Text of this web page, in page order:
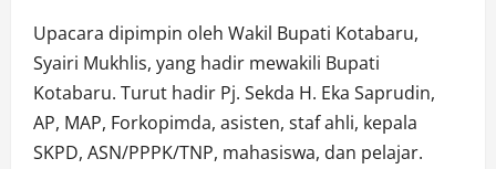
Upacara dipimpin oleh Wakil Bupati Kotabaru,
Syairi Mukhlis, yang hadir mewakili Bupati
Kotabaru. Turut hadir Pj. Sekda H. Eka Saprudin,
AP, MAP, Forkopimda, asisten, staf ahli, kepala
SKPD, ASN/PPPK/TNP, mahasiswa, dan pelajar.